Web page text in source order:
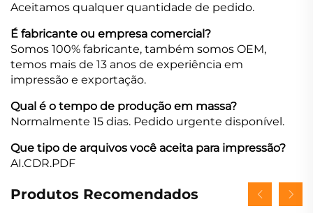
Aceitamos qualquer quantidade de pedido.
É fabricante ou empresa comercial?
Somos 100% fabricante, também somos OEM,
temos mais de 13 anos de experiência em
impressão e exportação.
Qual é o tempo de produção em massa?
Normalmente 15 dias. Pedido urgente disponível.
Que tipo de arquivos você aceita para impressão?
AI.CDR.PDF
Produtos Recomendados